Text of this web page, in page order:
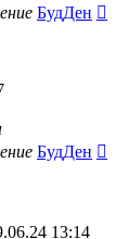
БудДен
БудДен
13:14